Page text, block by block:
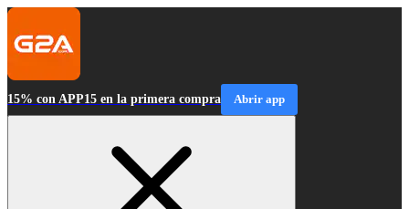
15% con APP15 en la primera compra Abrir app